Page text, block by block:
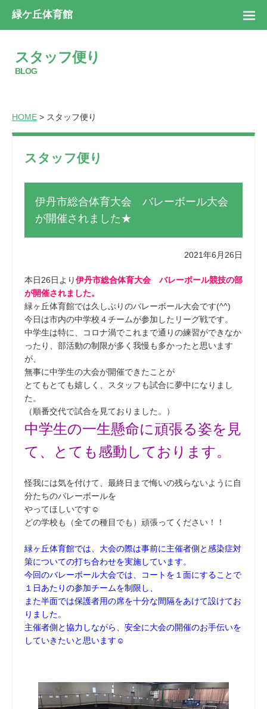
緑ケ丘体育館
スタッフ便り
BLOG
HOME > スタッフ便り
スタッフ便り
伊丹市総合体育大会 バレーボール大会
が開催されました★
2021年6月26日
本日26日より伊丹市総合体育大会 バレーボール競技の部
が開催されました。
緑ヶ丘体育館では久しぶりのバレーボール大会です(^^)
今日は市内の中学校４チームが参加したリーグ戦です。
中学生は特に、コロナ渦でこれまで通りの練習ができなか
ったり、部活動の制限が多く我慢も多かったと思います
が、
無事に中学生の大会が開催できたことが
とてもとても嬉しく、スタッフも試合に夢中になりまし
た。
（順番交代で試合を見ておりました。）
中学生の一生懸命に頑張る姿を見
て、とても感動しております。
怪我には気を付けて、最終日まで悔いの残らないように自
分たちのバレーボールを
やってほしいです☺
どの学校も（全ての種目でも）頑張ってください！！
緑ヶ丘体育館では、大会の際は事前に主催者側と感染症対
策についての打ち合わせを実施しています。
今回のバレーボール大会では、コートを１面にすることで
１日あたりの参加チームを制限し、
また半面では保護者用の席を十分な間隔をあけて設けてお
りました。
主催者側と協力しながら、安全に大会の開催のお手伝いを
していきたいと思います☺